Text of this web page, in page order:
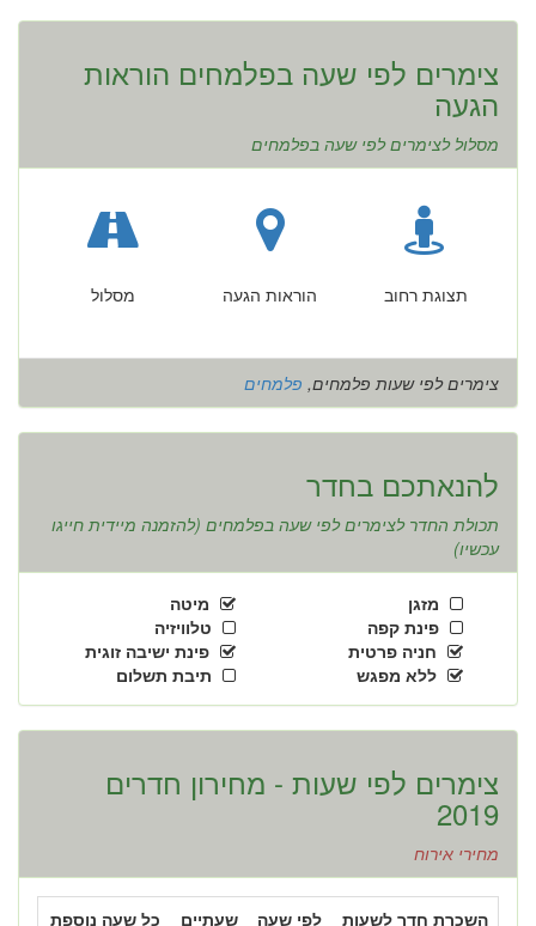
צימרים לפי שעה בפלמחים הוראות
הגעה
מסלול לצימרים לפי שעה בפלמחים
תצוגת רחוב הוראות הגעה מסלול
צימרים לפי שעות פלמחים, פלמחים
להנאתכם בחדר
תכולת החדר לצימרים לפי שעה בפלמחים (להזמנה מיידית חייגו
עכשיו)
מיטה
מזגן
טלוויזיה
פינת קפה
פינת ישיבה זוגית
חניה פרטית
תיבת תשלום
ללא מפגש
צימרים לפי שעות - מחירון חדרים
2019
מחירי אירוח
השכרת חדר לשעות לפי שעה שעתיים כל שעה נוספת